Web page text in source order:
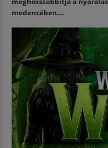
medencében....